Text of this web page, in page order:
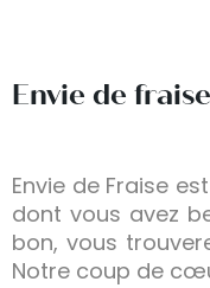
Envie de fraise
Envie de Fraise
dont vous avez
bon, vous
Notre coup de